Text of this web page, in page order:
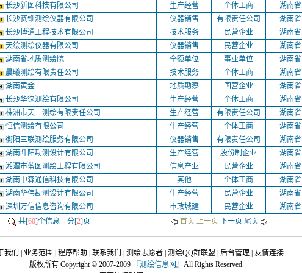
长沙新图科技有限公司 生产经营 个体工商 湖南省
长沙赛维测绘仪器有限公司
仪器销售 有限责任公司 湖南省
长沙博通工程技术有限公司
技术服务 民营企业 湖南省
天绘测绘仪器有限公司
仪器销售 民营企业 湖南省
湖南省地质测绘院
全额单位 事业单位 湖南省
晨曦测绘有限责任公司
技术服务 个体工商 湖南省
湖南黄金
地质勘察 国营企业 湖南省
长沙华徕测绘有限公司
生产经营 个体工商 湖南省
株洲市天一测绘有限责任公司
生产经营 有限责任公司 湖南省
恒信测绘有限公司
生产经营 个体工商 湖南省
衡阳三联测绘服务有限公司
仪器销售 有限责任公司 湖南省
湖南阡陌勘测设计有限公司
生产经营 股份制企业 湖南省
湘潭市蓝图测绘工程有限公司
信息产业 民营企业 湖南省
湖南中森通信科技有限公司
其他 个体工商 湖南省
湖南华伟勘测设计有限公司
生产经营 民营企业 湖南省
深圳万信信息咨询有限公司
市政城建 民营企业 湖南省
共[60]个信息 分[2]页 首页 上一页 下一页 尾页
我们 业务范围 程序帮助 联系我们 测绘志愿者 测绘QQ群联盟 后台管理 友情连接
版权所有 Copyright © 2007-2009
『测绘信息网』 All Rights Reserved.